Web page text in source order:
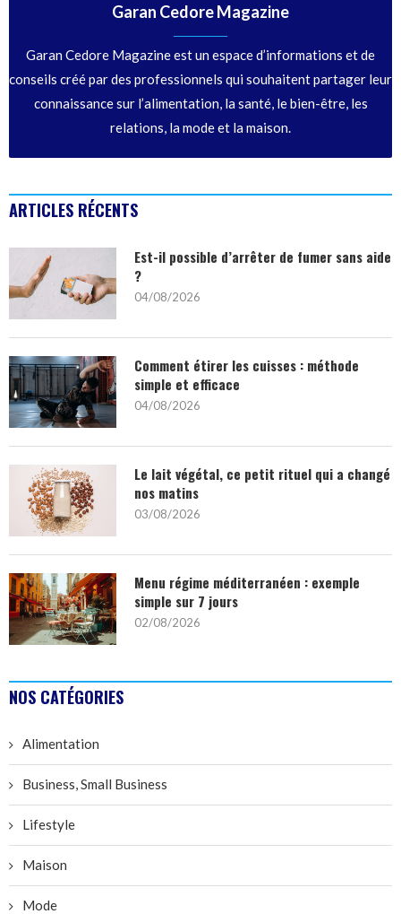
Garan Cedore Magazine
Garan Cedore Magazine est un espace d’informations et de
conseils créé par des professionnels qui souhaitent partager leur
connaissance sur l’alimentation, la santé, le bien-être, les
relations, la mode et la maison.
ARTICLES RÉCENTS
Est-il possible d’arrêter de fumer sans aide
?
04/08/2026
Comment étirer les cuisses : méthode
simple et efficace
04/08/2026
Le lait végétal, ce petit rituel qui a changé
nos matins
03/08/2026
Menu régime méditerranéen : exemple
simple sur 7 jours
02/08/2026
NOS CATÉGORIES
Alimentation
Business, Small Business
Lifestyle
Maison
Mode